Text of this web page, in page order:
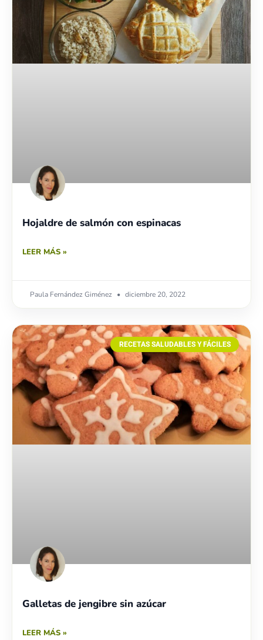
Hojaldre de salmón con espinacas
LEER MÁS »
Paula Fernández Giménez diciembre 20, 2022
RECETAS SALUDABLES Y FÁCILES
Galletas de jengibre sin azúcar
LEER MÁS »